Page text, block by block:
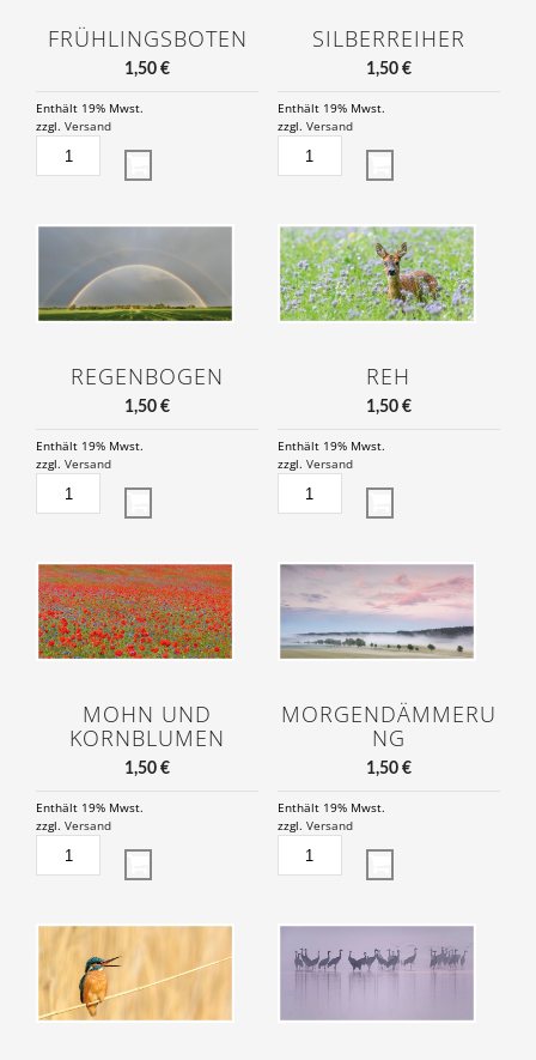
FRÜHLINGSBOTEN
1,50€
Enthält 19% Mwst.
zzgl. Versand
FRÜHLINGSBOTEN
MENGE
SILBERREIHER
1,50 €
Enthält 19% Mwst.
zzgl. Versand
SILBERREIHER
MENGE
REGENBOGEN
1,50€
Enthält 19% Mwst.
zzgl. Versand
REGENBOGEN
MENGE
REH
1,50 €
Enthält 19% Mwst.
zzgl. Versand
MENGE
MOHN UND
KORNBLUMEN
1,50€
Enthält 19% Mwst.
zzgl. Versand
MOHN
UND
MORGENDÄMMERU
NG
1,50 €
Enthält 19% Mwst.
zzgl. Versand
MORGENDÄMMERUNG
MENGE